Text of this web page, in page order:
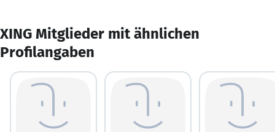
XING Mitglieder mit ähnlichen
Profilangaben